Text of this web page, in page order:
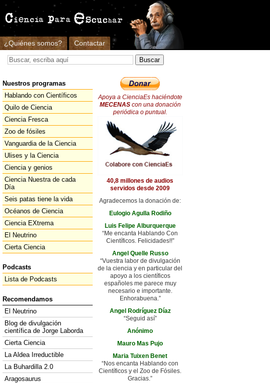
¿Quiénes somos? Contactar
Nuestros programas
Hablando con Científicos
Quilo de Ciencia
Ciencia Fresca
Zoo de fósiles
Vanguardia de la Ciencia
Ulises y la Ciencia
Ciencia y genios
Ciencia Nuestra de cada
Día
Seis patas tiene la vida
Océanos de Ciencia
Ciencia EXtrema
El Neutrino
Cierta Ciencia
Podcasts
Lista de Podcasts
Recomendamos
El Neutrino
Blog de divulgación
científica de Jorge Laborda
Cierta Ciencia
La Aldea Irreductible
La Buhardilla 2.0
Aragosaurus
Apoya a CienciaEs haciéndote
MECENAScon una donación
periódica o puntual.
40,8 millones de audios
servidos desde 2009
Agradecemos la donación de:
Eulogio Agulla Rodiño
Luis Felipe Alburquerque
“Me encanta Hablando Con
Científicos. Felicidades!!”
Angel Quelle Russo
“Vuestra labor de divulgación
de la ciencia y en particular del
apoyo a los científicos
españoles me parece muy
necesario e importante.
Enhorabuena.”
Angel Rodríguez Díaz
“Seguid así”
Anónimo
Mauro Mas Pujo
Maria Tuixen Benet
“Nos encanta Hablando con
Científicos y el Zoo de Fósiles.
Gracias.”